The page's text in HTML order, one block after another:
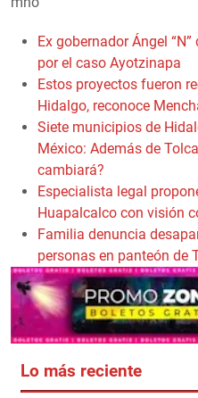
Ex gobernador Ángel
por el caso Ayotzinapa
Estos proyectos fueron
Hidalgo, reconoce
Siete municipios de
México: Además de
cambiará?
Especialista legal
Huapalcalco con visión
Familia denuncia
personas en panteón de
Lo más reciente